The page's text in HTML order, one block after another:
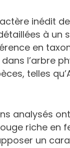
inédit
à un
en
l’arbre
telles
analysés
riche en
un